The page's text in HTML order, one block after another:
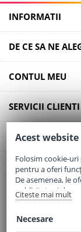
INFORMATII
DE CE SA NE
CONTUL MEU
SERVICII CLIENTI
CONTACT
Email:
Telefon:0745-964-
Adresa:Sos.
Acest
Folosim cookie-
pentru a oferi
De asemenea, le
publicitate și de
folosiți site-ul
Citeste mai mult
Necesare